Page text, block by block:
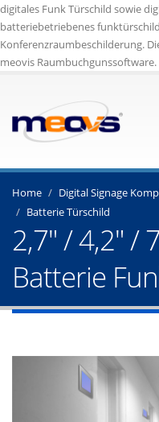
digitales Funk Türschild sowie
batteriebetriebenes
Konferenzraumbeschilderung.
meovis Raumbuchgunssoftware.
Home Digital Signage
Batterie Türschild
2,7" / 4,2" /
Batterie